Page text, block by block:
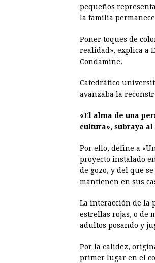
pequeños
la familia
Poner toques de
realidad», explica a
Condamine.
Catedrático
avanzaba la
«El alma de una
cultura», subraya
Por ello, define a
proyecto instalado
de gozo, y del que
mantienen en sus
La interacción de la
estrellas rojas, o de
adultos posando y
Por la calidez,
primer lugar en el